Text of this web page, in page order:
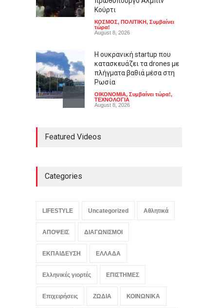
Κούρτι
ΚΟΣΜΟΣ, ΠΟΛΙΤΙΚΗ, Συμβαίνει
τώρα!
August 8, 2026
Η ουκρανική startup που
κατασκευάζει τα drones με
πλήγματα βαθιά μέσα στη
Ρωσία
ΟΙΚΟΝΟΜΙΑ, Συμβαίνει τώρα!,
ΤΕΧΝΟΛΟΓΙΑ
August 8, 2026
συνιστούν δημόσιο κίνδυνο
άρνηση της Μπενφίκα για
Αθλητικά August 8, 2026
Featured Videos
Categories
LIFESTYLE Uncategorized Αθλητικά
ΑΠΟΨΕΙΣ ΔΙΑΓΩΝΙΣΜΟΙ
ΕΚΠΑΙΔΕΥΣΗ ΕΛΛΑΔΑ
Ελληνικές γιορτές ΕΠΙΣΤΗΜΕΣ
Επιχειρήσεις ΖΩΔΙΑ ΚΟΙΝΩΝΙΚΑ